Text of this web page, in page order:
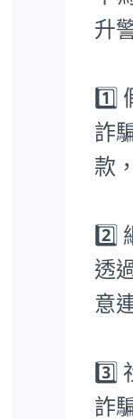
升
1️⃣
詐
款
2️⃣
透
意
3️⃣
詐